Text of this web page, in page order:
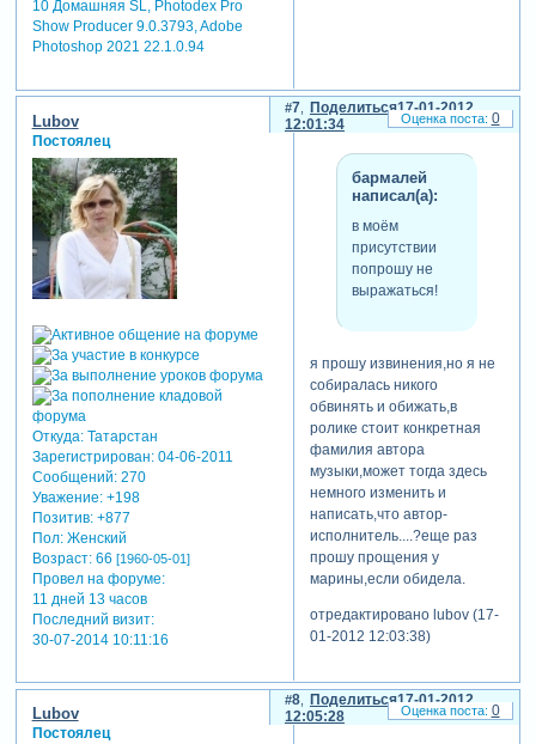
10 Домашняя SL, Photodex Pro
Show Producer 9.0.3793, Adobe
Photoshop 2021 22.1.0.94
Поделиться
7
17-01-2012
12:01:34
Lubov
Постоялец
Откуда:Татарстан
Зарегистрирован: 04-06-2011
Сообщений:270
Уважение: +198
Позитив: +877
Пол:Женский
Возраст:66 [1960-05-01]
Провел на форуме:
11 дней 13 часов
Последний визит:
30-07-2014 10:11:16
бармалей
написал(а):
в моём
присутствии
попрошу не
выражаться!
я прошу извинения,но я не
собиралась никого
обвинять и обижать,в
ролике стоит конкретная
фамилия автора
музыки,может тогда здесь
немного изменить и
написать,что автор-
исполнитель....?еще раз
прошу прощения у
марины,если обидела.
отредактировано lubov (17-
01-2012 12:03:38)
0
Поделиться
8
17-01-2012
12:05:28
Lubov
Постоялец
0